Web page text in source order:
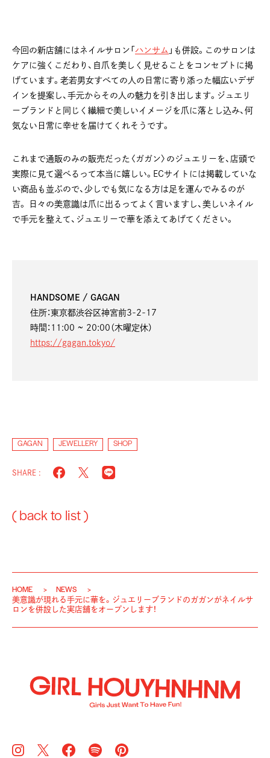
今回の新店舗にはネイルサロン「 ハンサム 」も併設。このサロンは
ケアに強くこだわり、自爪を美しく見せることをコンセプトに掲
げています。老若男女すべての人の日常に寄り添った幅広いデザ
インを提案し、手元からその人の魅力を引き出します。ジュエリ
ーブランドと同じく繊細で美しいイメージを爪に落とし込み、何
気ない日常に幸せを届けてくれそうです。
これまで通販のみの販売だった〈ガガン〉のジュエリーを、店頭で
実際に見て選べるって本当に嬉しい。ECサイトには掲載していな
い商品も並ぶので、少しでも気になる方は足を運んでみるのが
吉。 日々の美意識は爪に出るってよく言いますし、美しいネイル
で手元を整えて、ジュエリーで華を添えてあげてください。
HANDSOME / GAGAN
住所：東京都渋谷区神宮前3-2-17
時間：11:00 ~ 20:00（木曜定休）
https://gagan.tokyo/
GAGAN JEWELLERY SHOP
SHARE :
( back to list )
HOME
NEWS
美意識が現れる手元に華を。ジュエリーブランドのガガンがネイルサ
ロンを併設した実店舗をオープンします！